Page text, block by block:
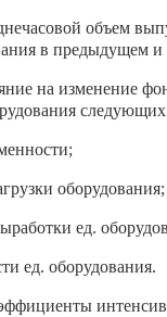
объем
в предыдущем и
на изменение
следующих
оборудования;
ед.
ед. оборудования.